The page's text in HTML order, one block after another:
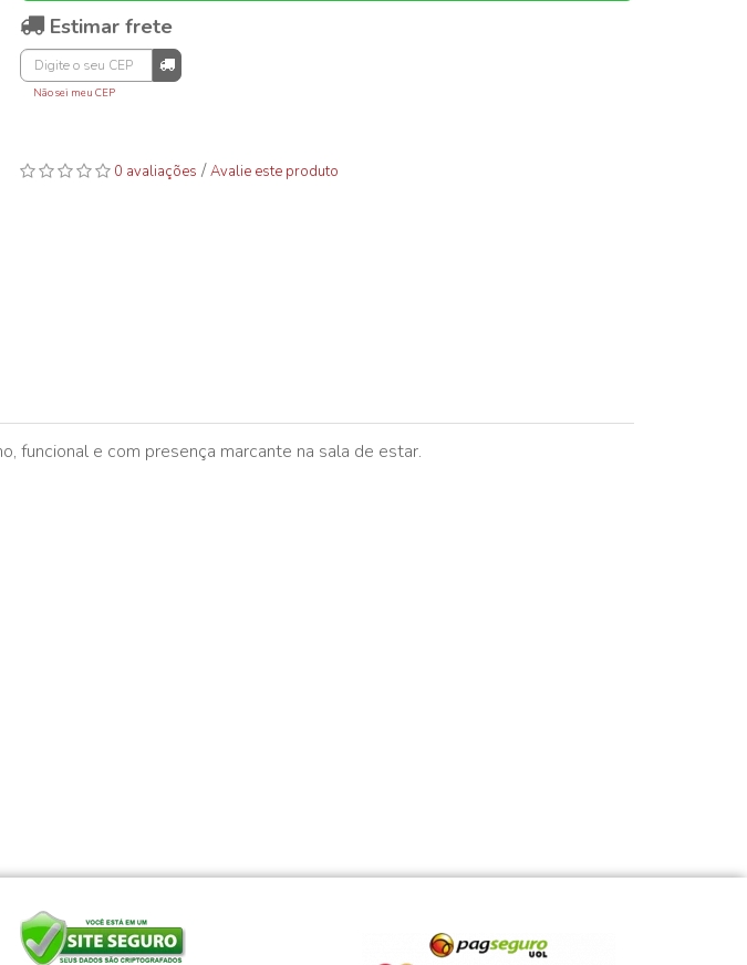
Estimar frete
Não sei meu CEP
0 avaliações /Avalie este produto
funcional e com presença marcante na sala de estar.